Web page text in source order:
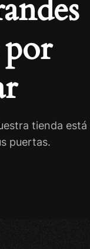
tienda está
puertas.